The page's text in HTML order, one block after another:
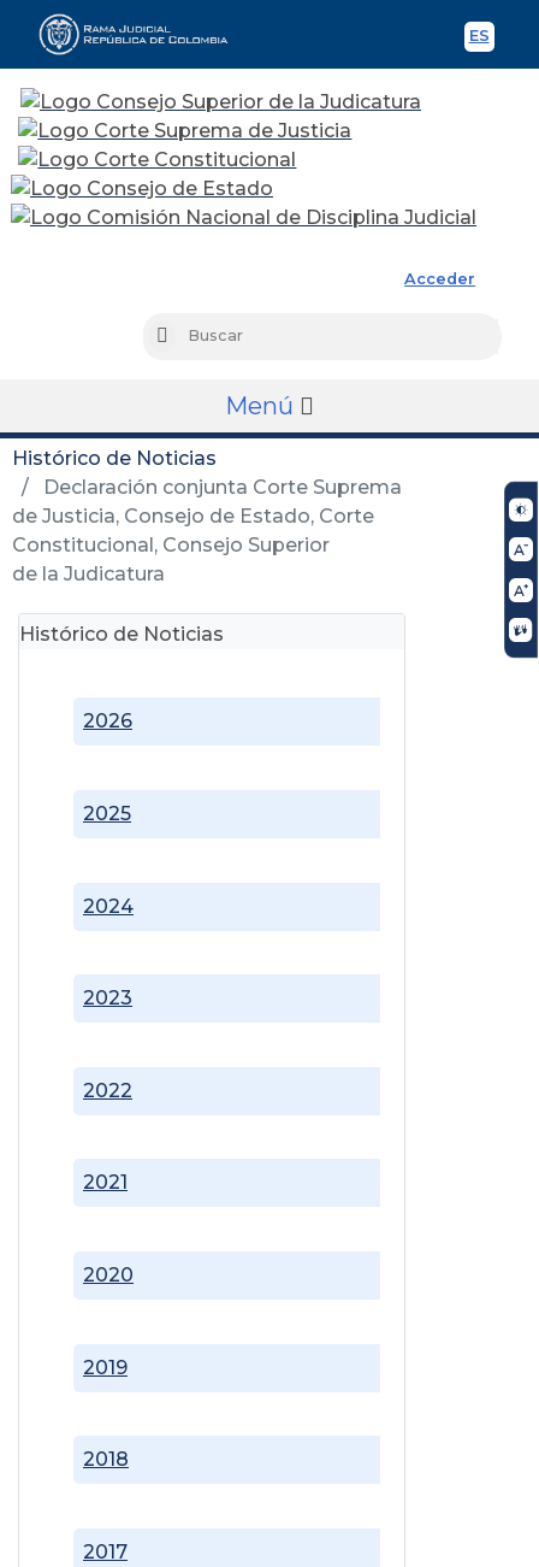
ES
Acceder
Buscar
Menú
Histórico de Noticias
Declaración conjunta Corte Suprema
de Justicia, Consejo de Estado, Corte
Constitucional, Consejo Superior
de la Judicatura
Histórico de Noticias
2017
2018
2019
2020
2021
2022
2023
2024
2025
2026